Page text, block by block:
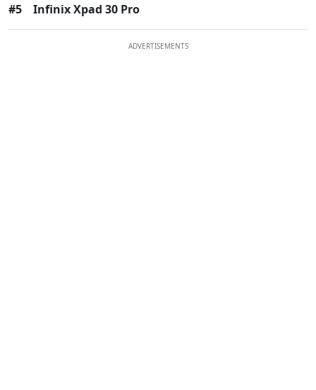
#5 Infinix Xpad 30 Pro
ADVERTISEMENTS